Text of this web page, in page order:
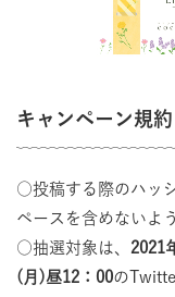
キャンペーン規
○投稿する際のハッ
ペースを含めないよ
○抽選対象は、 2021
(月)昼12：00の